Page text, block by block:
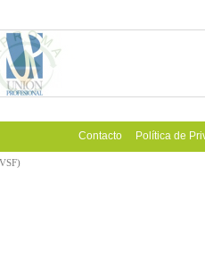
Contacto Política de